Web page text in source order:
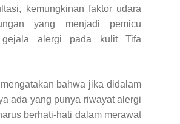
kemungkinan faktor udara
yang menjadi pemicu
gejala alergi pada kulit Tifa
bahwa jika didalam
ada yang punya riwayat alergi
berhati-hati dalam merawat